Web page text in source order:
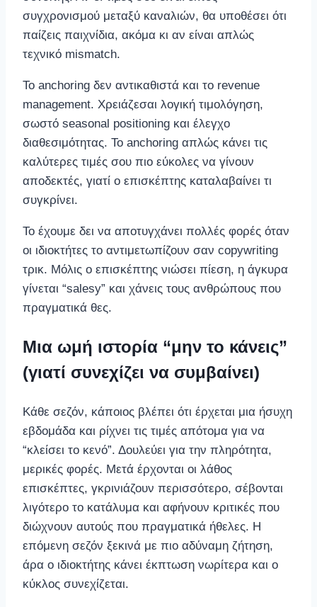
συγχρονισμού μεταξύ καναλιών, θα υποθέσει ότι
παίζεις παιχνίδια, ακόμα κι αν είναι απλώς
τεχνικό mismatch.
Το anchoring δεν αντικαθιστά και το revenue
management. Χρειάζεσαι λογική τιμολόγηση,
σωστό seasonal positioning και έλεγχο
διαθεσιμότητας. Το anchoring απλώς κάνει τις
καλύτερες τιμές σου πιο εύκολες να γίνουν
αποδεκτές, γιατί ο επισκέπτης καταλαβαίνει τι
συγκρίνει.
Το έχουμε δει να αποτυγχάνει πολλές φορές όταν
οι ιδιοκτήτες το αντιμετωπίζουν σαν copywriting
τρικ. Μόλις ο επισκέπτης νιώσει πίεση, η άγκυρα
γίνεται “salesy” και χάνεις τους ανθρώπους που
πραγματικά θες.
Μια ωμή ιστορία “μην το κάνεις”
(γιατί συνεχίζει να συμβαίνει)
Κάθε σεζόν, κάποιος βλέπει ότι έρχεται μια ήσυχη
εβδομάδα και ρίχνει τις τιμές απότομα για να
“κλείσει το κενό”. Δουλεύει για την πληρότητα,
μερικές φορές. Μετά έρχονται οι λάθος
επισκέπτες, γκρινιάζουν περισσότερο, σέβονται
λιγότερο το κατάλυμα και αφήνουν κριτικές που
διώχνουν αυτούς που πραγματικά ήθελες. Η
επόμενη σεζόν ξεκινά με πιο αδύναμη ζήτηση,
άρα ο ιδιοκτήτης κάνει έκπτωση νωρίτερα και ο
κύκλος συνεχίζεται.